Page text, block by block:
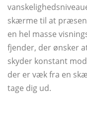
skærme til at
en hel masse
fjender, der ønsker
skyder konstant
der er væk fra en
tage dig ud.